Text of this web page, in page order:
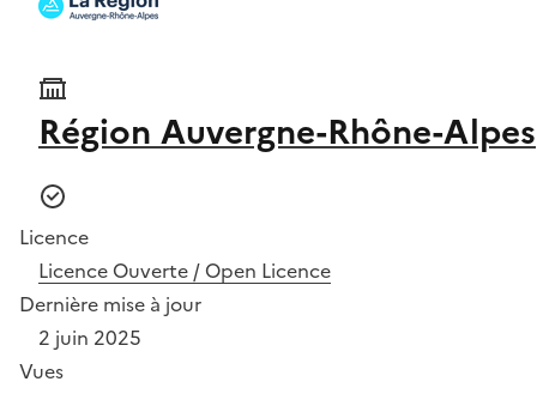
Région Auvergne-Rhône-Alpes
Licence
Licence Ouverte / Open Licence
Dernière mise à jour
2 juin 2025
Vues